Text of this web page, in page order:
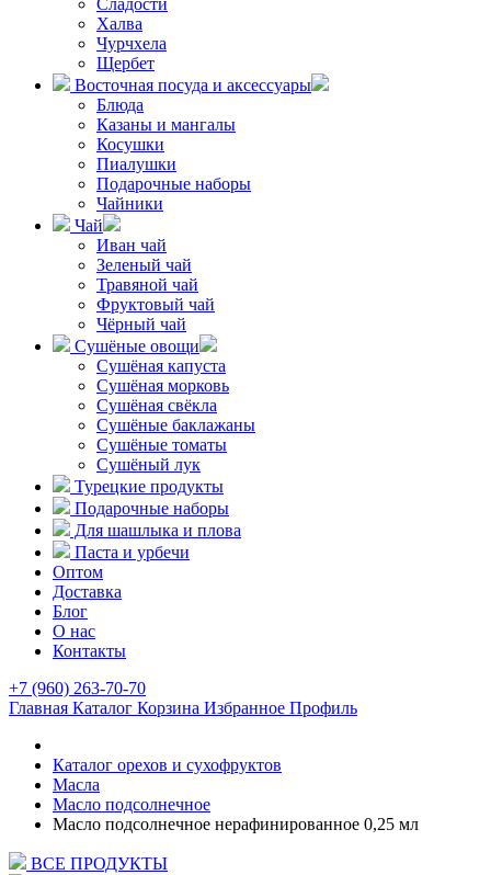
Сладости
Халва
Чурчхела
Щербет
Восточная посуда и аксессуары
Блюда
Казаны и мангалы
Косушки
Пиалушки
Подарочные наборы
Чайники
Чай
Иван чай
Зеленый чай
Травяной чай
Фруктовый чай
Чёрный чай
Сушёные овощи
Сушёная капуста
Сушёная морковь
Сушёная свёкла
Сушёные баклажаны
Сушёные томаты
Сушёный лук
Турецкие продукты
Подарочные наборы
Для шашлыка и плова
Паста и урбечи
Оптом
Доставка
Блог
О нас
Контакты
+7 (960) 263-70-70
Главная Каталог Корзина Избранное Профиль
Каталог орехов и сухофруктов
Масла
Масло подсолнечное
Масло подсолнечное нерафинированное 0,25 мл
ВСЕ ПРОДУКТЫ